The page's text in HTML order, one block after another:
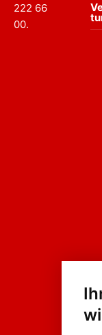
222 66
00.